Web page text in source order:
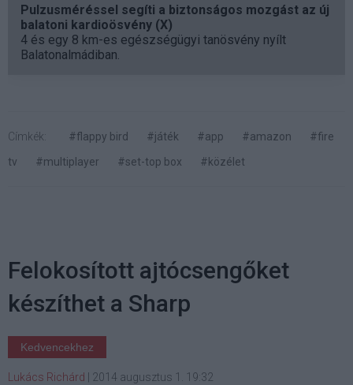
Pulzusméréssel segíti a biztonságos mozgást az új
balatoni kardioösvény (X)
4 és egy 8 km-es egészségügyi tanösvény nyílt
Balatonalmádiban.
Címkék: #flappy bird #játék #app #amazon
#fire
tv
#multiplayer #set-top box #közélet
Felokosított ajtócsengőket
készíthet a Sharp
Kedvencekhez
Lukács Richárd 2014 augusztus 1. 19:32